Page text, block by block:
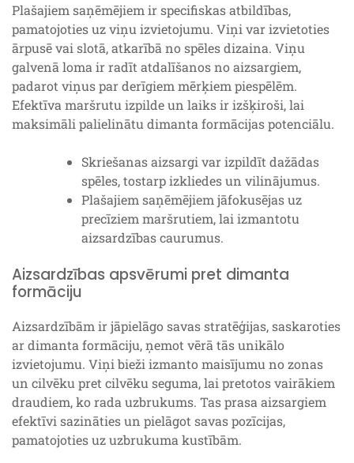
Plašajiem saņēmējiem ir specifiskas atbildības,
pamatojoties uz viņu izvietojumu. Viņi var izvietoties
ārpusē vai slotā, atkarībā no spēles dizaina. Viņu
galvenā loma ir radīt atdalīšanos no aizsargiem,
padarot viņus par derīgiem mērķiem piespēlēm.
Efektīva maršrutu izpilde un laiks ir izšķiroši, lai
maksimāli palielinātu dimanta formācijas potenciālu.
Skriešanas aizsargi var izpildīt dažādas
spēles, tostarp izkliedes un vilinājumus.
Plašajiem saņēmējiem jāfokusējas uz
precīziem maršrutiem, lai izmantotu
aizsardzības caurumus.
Aizsardzības apsvērumi pret dimanta
formāciju
Aizsardzībām ir jāpielāgo savas stratēģijas, saskaroties
ar dimanta formāciju, ņemot vērā tās unikālo
izvietojumu. Viņi bieži izmanto maisījumu no zonas
un cilvēku pret cilvēku seguma, lai pretotos vairākiem
draudiem, ko rada uzbrukums. Tas prasa aizsargiem
efektīvi sazināties un pielāgot savas pozīcijas,
pamatojoties uz uzbrukuma kustībām.